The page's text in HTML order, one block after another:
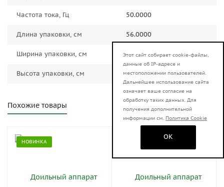
Частота тока, Гц 50.0000
Длина упаковки, см 56.0000
Ширина упаковки, см 82.0000
Высота упаковки, см 55.0000
Похожие товары
НОВИНКА
Этот сайт собирает cookie-файлы,
данные об IP-адресе и
местоположении пользователей.
Дальнейшее использование сайта
означает ваше согласие на
обработку таких данных. Для
получения дополнительной
информации см. Политика Cookie
OK